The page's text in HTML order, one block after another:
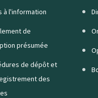
à l'information
de
présumée
de dépôt et
des